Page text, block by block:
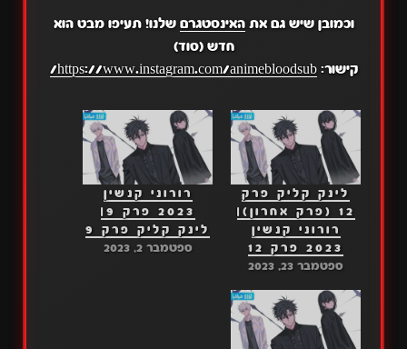
וכמובן שיש גם אתהאינסטגרם שלנו! תעיפו מבט הוא
חדש (סוד)
קישור:https://www.instagram.com/animebloodsub/
לינק קליק פרק
12 (פרק אחרון)|
רורוני קנשין
2023 פרק 12
ספטמבר 23, 2023
רורוני קנשין
2023 פרק 9|
לינק קליק פרק 9
ספטמבר 2, 2023